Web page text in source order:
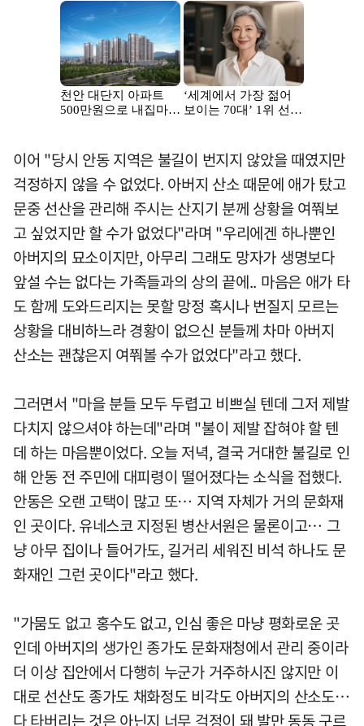
이어 "당시 안동 지역은 불길이 번지지 않았을 때였지만
걱정하지 않을 수 없었다. 아버지 산소 때문에 애가 탔고
문중 선산을 관리해 주시는 산지기 분께 상황을 여쭤보
고 싶었지만 할 수가 없었다"라며 "우리에겐 하나뿐인
아버지의 묘소이지만, 아무리 그래도 망자가 생명보다
앞설 수는 없다는 가족들과의 상의 끝에.. 마음은 애가 타
도 함께 도와드리지는 못할 망정 혹시나 번질지 모르는
상황을 대비하느라 경황이 없으신 분들께 차마 아버지
산소는 괜찮은지 여쭤볼 수가 없었다"라고 했다.
그러면서 "마을 분들 모두 두렵고 비쁘실 텐데 그저 제발
다치지 않으셔야 하는데"라며 "불이 제발 잡혀야 할 텐
데 하는 마음뿐이었다. 오늘 저녁, 결국 거대한 불길로 인
해 안동 전 주민에 대피령이 떨어졌다는 소식을 접했다.
안동은 오랜 고택이 많고 또… 지역 자체가 거의 문화재
인 곳이다. 유네스코 지정된 병산서원은 물론이고… 그
냥 아무 집이나 들어가도, 길거리 세워진 비석 하나도 문
화재인 그런 곳이다"라고 했다.
"가뭄도 없고 홍수도 없고, 인심 좋은 마냥 평화로운 곳
인데 아버지의 생가인 종가도 문화재청에서 관리 중이라
더 이상 집안에서 다행히 누군가 거주하시진 않지만 이
대로 선산도 종가도 채화정도 비각도 아버지의 산소도…
다 타버리는 것은 아닌지 너무 걱정이 돼 발만 동동 구르